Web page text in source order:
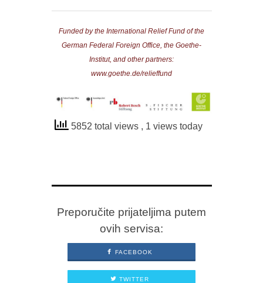
Funded by the International Relief Fund of the
German Federal Foreign Office, the Goethe-
Institut, and other partners:
www.goethe.de/relieffund
5852 total views , 1 views today
Preporučite prijateljima putem
ovih servisa:
FACEBOOK
TWITTER